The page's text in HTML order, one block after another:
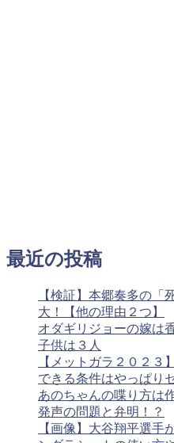
最近の投稿
【検証】本郷奏多の「
大！【他の理由２つ】
オダギリジョーの嫁は
子供は３人
【メットガラ２０２３
できる条件はやっぱり
あのちゃんの喋り方は
発声の問題と弁明！？
【画像】大谷翔平選手